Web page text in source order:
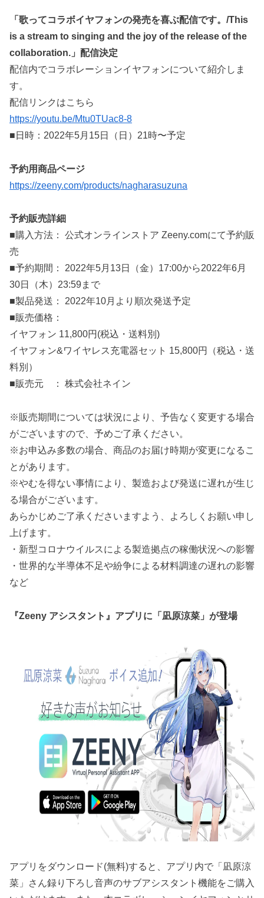
「歌ってコラボイヤフォンの発売を喜ぶ配信です。/This
is a stream to singing and the joy of the release of the
collaboration.」配信決定
配信内でコラボレーションイヤフォンについて紹介しま
す。
配信リンクはこちら
https://youtu.be/Mtu0TUac8-8
■日時：2022年5月15日（日）21時〜予定
予約用商品ページ
https://zeeny.com/products/nagharasuzuna
予約販売詳細
■購入方法： 公式オンラインストア Zeeny.comにて予約販
売
■予約期間： 2022年5月13日（金）17:00から2022年6月
30日（木）23:59まで
■製品発送： 2022年10月より順次発送予定
■販売価格：
イヤフォン 11,800円(税込・送料別)
イヤフォン&ワイヤレス充電器セット 15,800円（税込・送
料別）
■販売元 ： 株式会社ネイン
※販売期間については状況により、予告なく変更する場合
がございますので、予めご了承ください。
※お申込み多数の場合、商品のお届け時期が変更になるこ
とがあります。
※やむを得ない事情により、製造および発送に遅れが生じ
る場合がございます。
あらかじめご了承くださいますよう、よろしくお願い申し
上げます。
・新型コロナウイルスによる製造拠点の稼働状況への影響
・世界的な半導体不足や紛争による材料調達の遅れの影響
など
『Zeeny アシスタント』アプリに「凪原涼菜」が登場
アプリをダウンロード(無料)すると、アプリ内で「凪原涼
菜」さん録り下ろし音声のサブアシスタント機能をご購入